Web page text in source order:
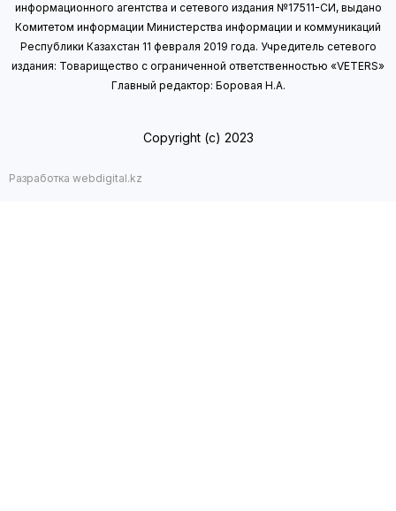
информационного агентства и сетевого издания №17511-СИ, выдано
Комитетом информации Министерства информации и коммуникаций
Республики Казахстан 11 февраля 2019 года. Учредитель сетевого
издания: Товарищество с ограниченной ответственностью «VETERS»
Главный редактор: Боровая Н.А.
Copyright (с) 2023
Разработка webdigital.kz